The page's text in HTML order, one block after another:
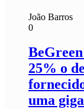
João Barros
0
25% o
uma